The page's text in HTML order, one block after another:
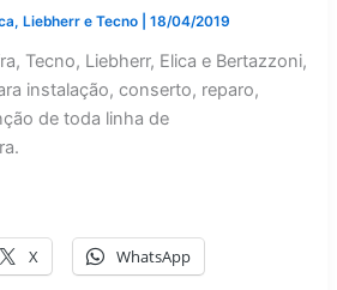
Liebherr e Tecno |18/04/2019
Tecno, Liebherr, Elica e Bertazzoni,
instalação, conserto, reparo,
de toda linha de
X WhatsApp